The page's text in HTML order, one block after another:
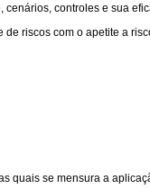
cenários, controles e sua
riscos com o apetite a
quais se mensura a